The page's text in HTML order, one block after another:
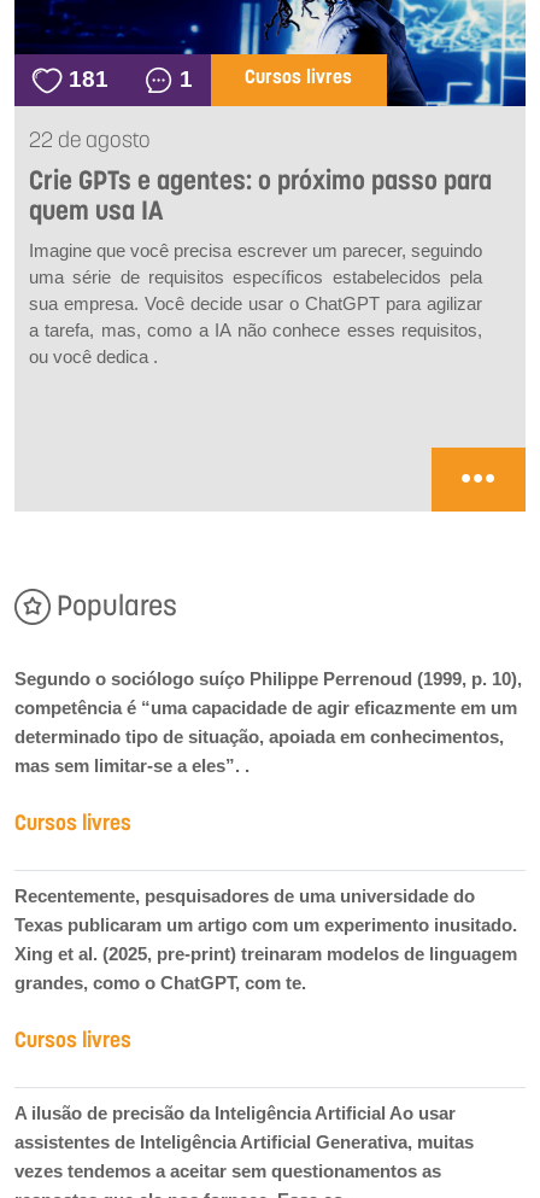
181 1 Cursos livres
22 de agosto
Crie GPTs e agentes: o próximo passo para
quem usa IA
Imagine que você precisa escrever um parecer, seguindo
uma série de requisitos específicos estabelecidos pela
sua empresa. Você decide usar o ChatGPT para agilizar
a tarefa, mas, como a IA não conhece esses requisitos,
ou você dedica .
Populares
Segundo o sociólogo suíço Philippe Perrenoud (1999, p. 10),
competência é “uma capacidade de agir eficazmente em um
determinado tipo de situação, apoiada em conhecimentos,
mas sem limitar-se a eles”. .
Cursos livres
Recentemente, pesquisadores de uma universidade do
Texas publicaram um artigo com um experimento inusitado.
Xing et al. (2025, pre-print) treinaram modelos de linguagem
grandes, como o ChatGPT, com te.
Cursos livres
A ilusão de precisão da Inteligência Artificial Ao usar
assistentes de Inteligência Artificial Generativa, muitas
vezes tendemos a aceitar sem questionamentos as